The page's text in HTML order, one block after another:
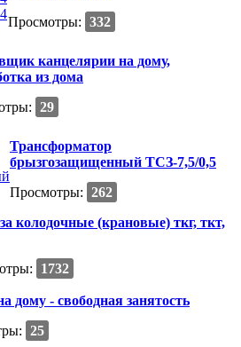
Просмотры: 332
канцелярии на дому,
из дома
29
Трансформатор
брызгозащищенный ТСЗ-7,5/0,5
Просмотры: 262
колодочные (крановые) ткг, ткт,
1732
дому - свободная занятость
25